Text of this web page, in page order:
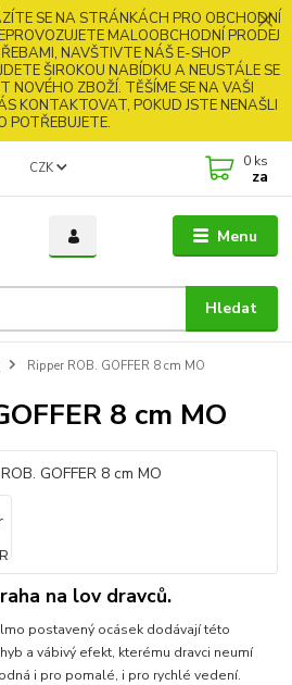
SE NA STRÁNKÁCH PRO OBCHODNÍ
MALOOBCHODNÍ PRODEJ
NAVŠTIVTE NÁŠ E-SHOP
ŠIROKOU NABÍDKU A NEUSTÁLE SE
NOVÉHO ZBOŽÍ. TĚŠÍME SE NA VAŠI
KONTAKTOVAT, POKUD JSTE NENAŠLI
POTŘEBUJETE.
Menu
CZK
Hledat
0 ks
za
Ripper ROB. GOFFER 8 cm MO
8 cm MO
na lov dravců.
postavený ocásek dodávají této
a vábivý efekt, kterému dravci neumí
i pro pomalé, i pro rychlé vedení.